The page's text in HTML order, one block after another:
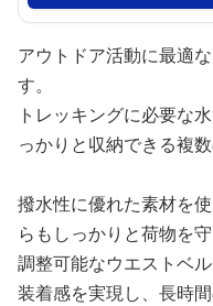
アウトドア活動に最適
す。
トレッキングに必要な
っかりと収納できる複
撥水性に優れた素材を
らもしっかりと荷物を守
調整可能なウエストベ
装着感を実現し、長時